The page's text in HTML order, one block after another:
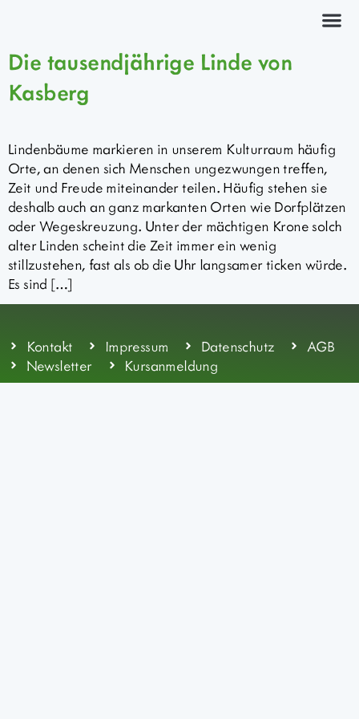
Die tausendjährige Linde von
Kasberg
Lindenbäume markieren in unserem Kulturraum häufig
Orte, an denen sich Menschen ungezwungen treffen,
Zeit und Freude miteinander teilen. Häufig stehen sie
deshalb auch an ganz markanten Orten wie Dorfplätzen
oder Wegeskreuzung. Unter der mächtigen Krone solch
alter Linden scheint die Zeit immer ein wenig
stillzustehen, fast als ob die Uhr langsamer ticken würde.
Es sind […]
Kontakt Impressum Datenschutz
AGB
Newsletter
Kursanmeldung